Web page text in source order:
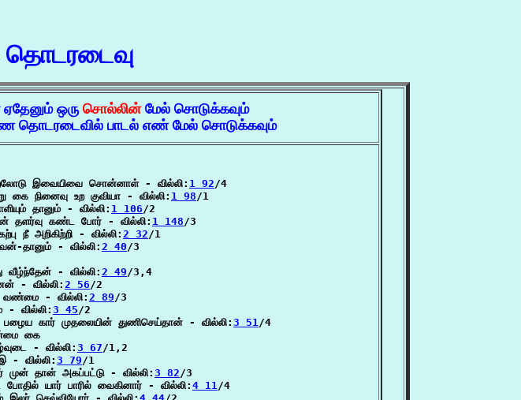
தொடரடைவு
ஒரு சொல்லின் மேல் சொடுக்கவும்
தொடரடைவில் பாடல் எண் மேல் சொடுக்கவும்
இவையிவை சொன்னாள் - வில்லி: 1 92/4
கை நினைவு உற குவியா - வில்லி: 1 98/1
தானும் - வில்லி: 1 106/2
தளர்வு கண்ட போர் - வில்லி: 1 148/3
நீ அறிகிற்றி - வில்லி:2 32/1
தானும் - வில்லி: 2 40/3
வீழ்ந்தேன் - வில்லி:
2 49/3,4
- வில்லி:2 56/2
வண்மை - வில்லி: 2 89/3
- வில்லி: 3 45/2
கார் முதலையின் துணிசெய்தான் - வில்லி: 3 51/4
கை
- வில்லி:
3 67/1,2
- வில்லி: 3 79/1
முன் தான் அகப்பட்டு - வில்லி:3 82/3
யார் பாரில் வைகினார் - வில்லி: 4 11/4